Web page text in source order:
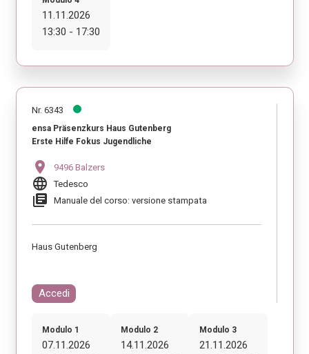
11.11.2026
13:30 - 17:30
Nr. 6343
ensa Präsenzkurs Haus Gutenberg
Erste Hilfe Fokus Jugendliche
location_on 9496 Balzers
language Tedesco
library_books Manuale del corso: versione stampata
Haus Gutenberg
Accedi
Modulo 1
07.11.2026
Modulo 2
14.11.2026
Modulo 3
21.11.2026